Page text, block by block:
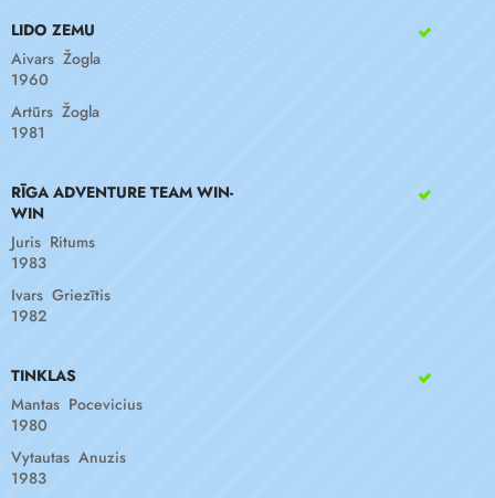
LIDO ZEMU
Aivars Žogla
1960
Artūrs Žogla
1981
RĪGA ADVENTURE TEAM WIN-
WIN
Juris Ritums
1983
Ivars Griezītis
1982
TINKLAS
Mantas Pocevicius
1980
Vytautas Anuzis
1983